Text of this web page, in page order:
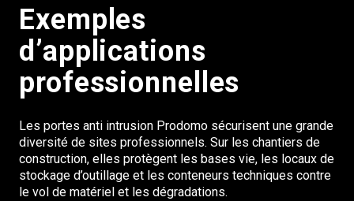
Exemples
d’applications
professionnelles
Les portes anti intrusion Prodomo sécurisent une grande
diversité de sites professionnels. Sur les chantiers de
construction, elles protègent les bases vie, les locaux de
stockage d’outillage et les conteneurs techniques contre
le vol de matériel et les dégradations.